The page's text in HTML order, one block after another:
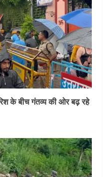
के बीच गंतव्य की ओर बढ़ रहे